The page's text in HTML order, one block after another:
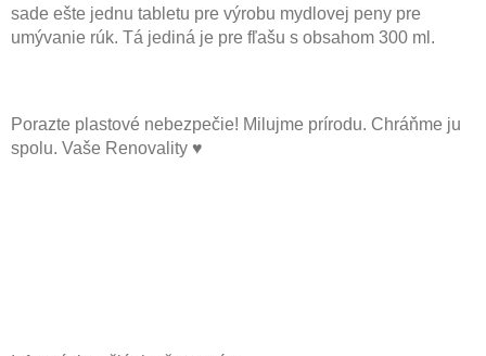
sade ešte jednu tabletu pre výrobu mydlovej peny pre
umývanie rúk. Tá jediná je pre fľašu s obsahom 300 ml.
Porazte plastové nebezpečie! Milujme prírodu. Chráňme ju
spolu. Vaše Renovality ♥